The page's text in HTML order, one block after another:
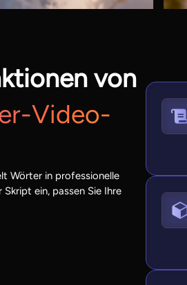
von
Video-
Wörter in professionelle
ein, passen Sie Ihre